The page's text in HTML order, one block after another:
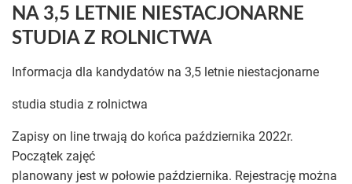
NA 3,5 LETNIE NIESTACJONARNE
STUDIA Z ROLNICTWA
Informacja dla kandydatów na 3,5 letnie niestacjonarne
studia studia z rolnictwa
Zapisy on line trwają do końca października 2022r.
Początek zajęć
planowany jest w połowie października. Rejestrację można